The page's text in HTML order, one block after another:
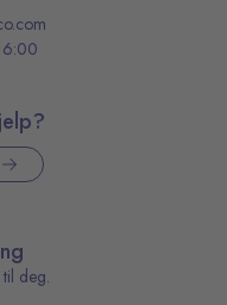
deg.